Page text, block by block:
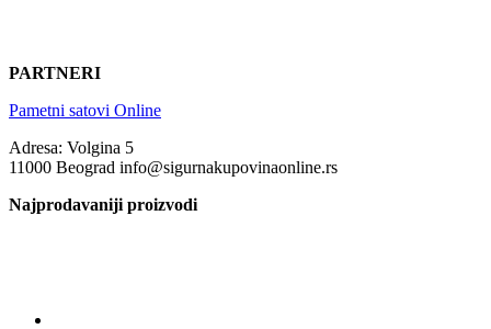
PARTNERI
Pametni satovi Online
Adresa: Volgina 5
11000 Beograd info@sigurnakupovinaonline.rs
Najprodavaniji proizvodi